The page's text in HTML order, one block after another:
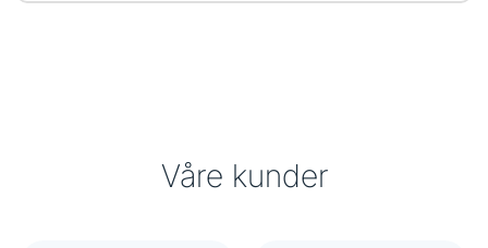
Våre kunder